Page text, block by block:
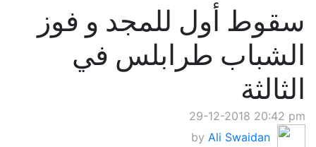
سقوط أول للمجد و فوز
الشباب طرابلس في
الثالثة
29-12-2018 20:42 pm
by Ali Swaidan